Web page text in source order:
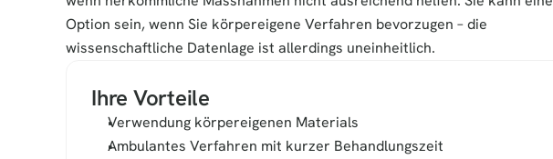
Option sein, wenn Sie körpereigene Verfahren bevorzugen – die
wissenschaftliche Datenlage ist allerdings uneinheitlich.
Ihre Vorteile
Verwendung körpereigenen Materials
Ambulantes Verfahren mit kurzer Behandlungszeit